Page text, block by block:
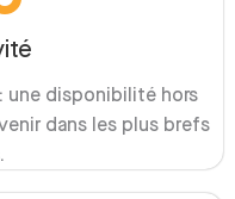
disponibilité hors
dans les plus brefs